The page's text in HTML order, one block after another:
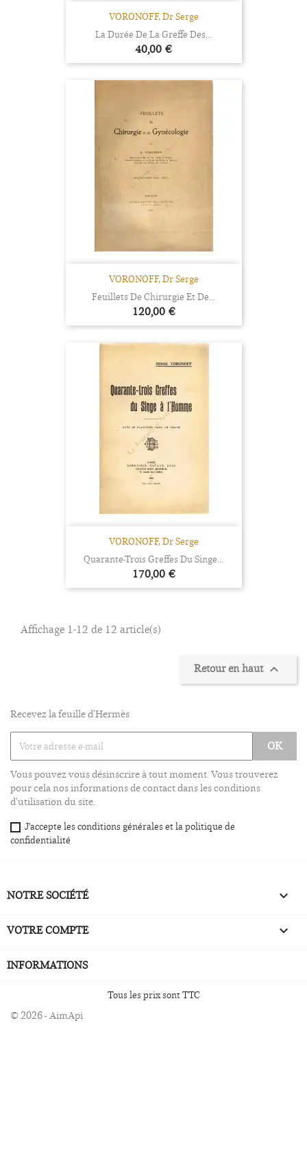
VORONOFF, Dr Serge
La Durée De La Greffe Des...
Prix
40,00 €
VORONOFF, Dr Serge
Feuillets De Chirurgie Et De...
Prix
120,00 €
VORONOFF, Dr Serge
Quarante-Trois Greffes Du Singe...
Prix
170,00 €
Affichage 1-12 de 12 article(s)
Retour en haut 
Recevez la feuille d'Hermès
Vous pouvez vous désinscrire à tout moment. Vous trouverez
pour cela nos informations de contact dans les conditions
d'utilisation du site.
J'accepte les conditions générales et la politique de
confidentialité
NOTRE SOCIÉTÉ 
VOTRE COMPTE 
INFORMATIONS
Tous les prix sont TTC
© 2026 - AimApi